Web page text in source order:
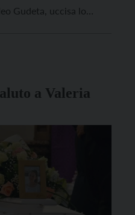
Gudeta, uccisa lo
a Valeria